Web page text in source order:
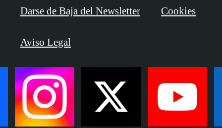
Darse de Baja del Newsletter Cookies
Aviso Legal